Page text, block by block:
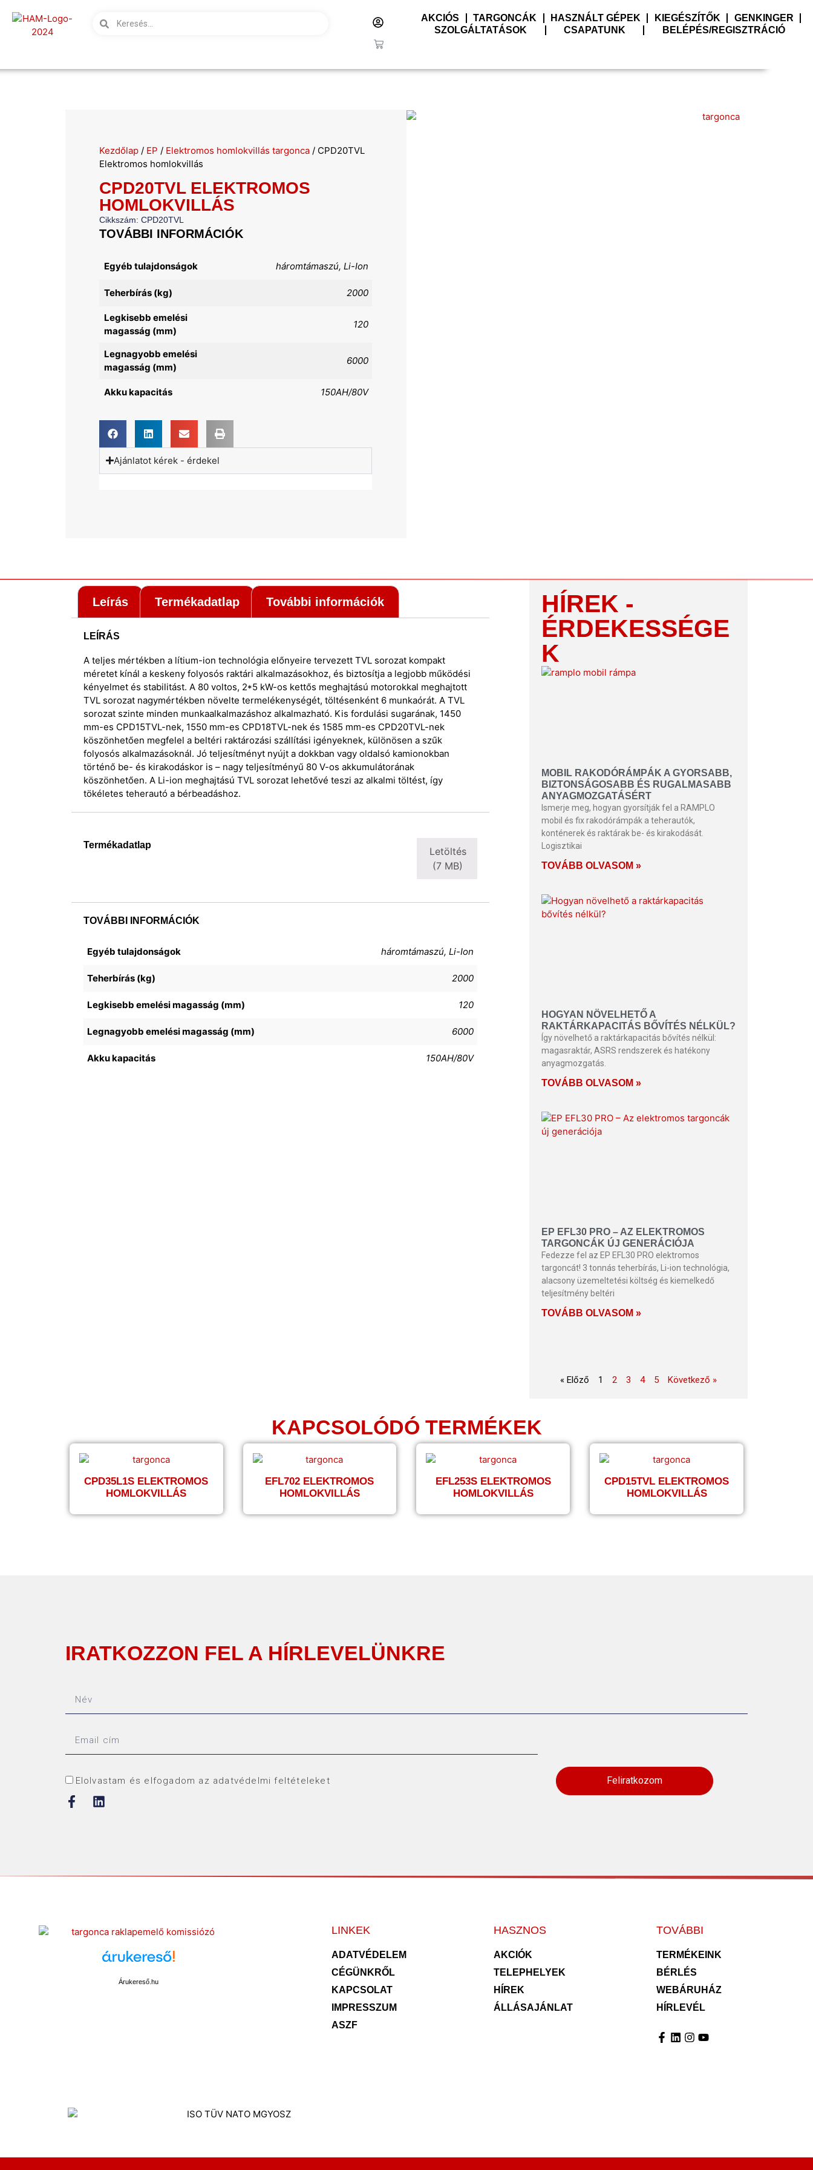
AKCIÓS TARGONCÁK HASZNÁLT GÉPEK KIEGÉSZÍTŐK
GENKINGER
SZOLGÁLTATÁSOK
CSAPATUNK BELÉPÉS/REGISZTRÁCIÓ
Kezdőlap/ EP / Elektromos homlokvillás targonca/ CPD20TVL
Elektromos homlokvillás
CPD20TVL ELEKTROMOS
HOMLOKVILLÁS
Cikkszám: CPD20TVL
TOVÁBBI INFORMÁCIÓK
Egyéb tulajdonságok háromtámaszú, Li-Ion
Teherbírás (kg) 2000
Legkisebb emelési
magasság (mm)
120
Legnagyobb emelési
magasság (mm)
6000
Akku kapacitás 150AH/80V
Ajánlatot kérek - érdekel
Leírás Termékadatlap További információk
LEÍRÁS
A teljes mértékben a lítium-ion technológia előnyeire tervezett TVL sorozat kompakt
méretet kínál a keskeny folyosós raktári alkalmazásokhoz, és biztosítja a legjobb működési
kényelmet és stabilitást. A 80 voltos, 2*5 kW-os kettős meghajtású motorokkal meghajtott
TVL sorozat nagymértékben növelte termelékenységét, töltésenként 6 munkaórát. A TVL
sorozat szinte minden munkaalkalmazáshoz alkalmazható. Kis fordulási sugarának, 1450
mm-es CPD15TVL-nek, 1550 mm-es CPD18TVL-nek és 1585 mm-es CPD20TVL-nek
köszönhetően megfelel a beltéri raktározási szállítási igényeknek, különösen a szűk
folyosós alkalmazásoknál. Jó teljesítményt nyújt a dokkban vagy oldalsó kamionokban
történő be- és kirakodáskor is – nagy teljesítményű 80 V-os akkumulátorának
köszönhetően. A Li-ion meghajtású TVL sorozat lehetővé teszi az alkalmi töltést, így
tökéletes teherautó a bérbeadáshoz.
Termékadatlap
Letöltés
(7 MB)
TOVÁBBI INFORMÁCIÓK
Egyéb tulajdonságok háromtámaszú, Li-Ion
Teherbírás (kg) 2000
Legkisebb emelési magasság (mm) 120
Legnagyobb emelési magasság (mm) 6000
Akku kapacitás 150AH/80V
HÍREK -
ÉRDEKESSÉGE
K
MOBIL RAKODÓRÁMPÁK A GYORSABB,
BIZTONSÁGOSABB ÉS RUGALMASABB
ANYAGMOZGATÁSÉRT
Ismerje meg, hogyan gyorsítják fel a RAMPLO
mobil és fix rakodórámpák a teherautók,
konténerek és raktárak be- és kirakodását.
Logisztikai
TOVÁBB OLVASOM »
HOGYAN NÖVELHETŐ A
RAKTÁRKAPACITÁS BŐVÍTÉS NÉLKÜL?
Így növelhető a raktárkapacitás bővítés nélkül:
magasraktár, ASRS rendszerek és hatékony
anyagmozgatás.
TOVÁBB OLVASOM »
EP EFL30 PRO – AZ ELEKTROMOS
TARGONCÁK ÚJ GENERÁCIÓJA
Fedezze fel az EP EFL30 PRO elektromos
targoncát! 3 tonnás teherbírás, Li-ion technológia,
alacsony üzemeltetési költség és kiemelkedő
teljesítmény beltéri
TOVÁBB OLVASOM »
« Előző 1 2 3 4 5 Következő »
KAPCSOLÓDÓ TERMÉKEK
CPD35L1S ELEKTROMOS
HOMLOKVILLÁS
EFL702 ELEKTROMOS
HOMLOKVILLÁS
EFL253S ELEKTROMOS
HOMLOKVILLÁS
CPD15TVL ELEKTROMOS
HOMLOKVILLÁS
IRATKOZZON FEL A HÍRLEVELÜNKRE
Elolvastam és elfogadom az adatvédelmi feltételeket Feliratkozom
Árukereső.hu
LINKEK
ADATVÉDELEM
CÉGÜNKRŐL
KAPCSOLAT
IMPRESSZUM
ASZF
HASZNOS
AKCIÓK
TELEPHELYEK
HÍREK
ÁLLÁSAJÁNLAT
TOVÁBBI
TERMÉKEINK
BÉRLÉS
WEBÁRUHÁZ
HÍRLEVÉL